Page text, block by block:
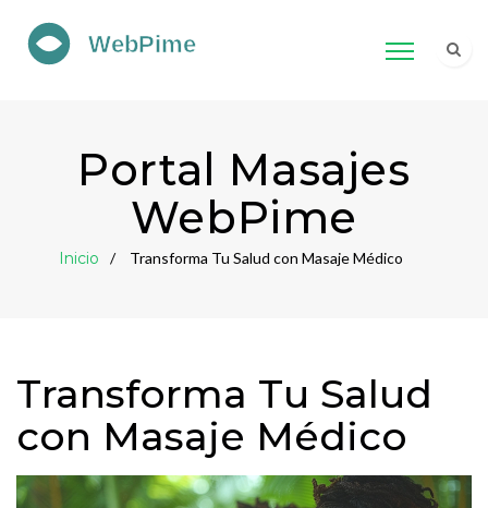
Portal Masajes
WebPime
Inicio Transforma Tu Salud con Masaje Médico
Transforma Tu Salud
con Masaje Médico